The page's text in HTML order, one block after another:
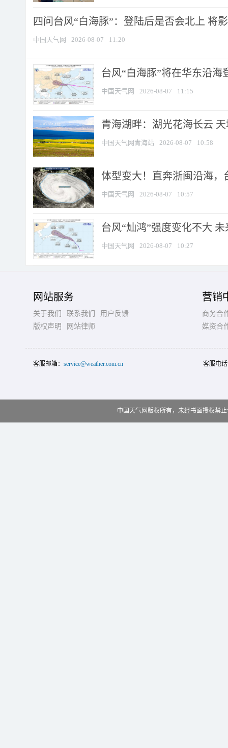
四问台风“白海豚”：登陆后是否会北上 将
中国天气网 2026-08-07 11:20
台风“白海豚”将在华东沿
中国天气网 2026-08-07 11:15
青海湖畔：湖光花海长云
中国天气网青海站 2026-08-07 10:58
体型变大！直奔浙闽沿海，
中国天气网 2026-08-07 10:57
台风“灿鸿”强度变化不大
中国天气网 2026-08-07 10:27
网站服务
关于我们 联系我们
用户反馈
版权声明
网站律师
营销
商务合
媒资合
客服邮箱： service@weather.com.cn 客服电
中国天气网版权所有，未经书面授权